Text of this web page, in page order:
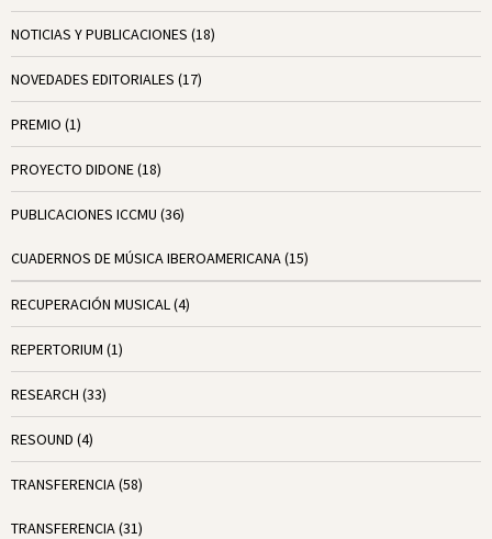
NOTICIAS Y PUBLICACIONES (18)
NOVEDADES EDITORIALES (17)
PREMIO (1)
PROYECTO DIDONE(18)
PUBLICACIONES ICCMU (36)
CUADERNOS DE MÚSICA IBEROAMERICANA(15)
RECUPERACIÓN MUSICAL(4)
REPERTORIUM (1)
RESEARCH (33)
RESOUND (4)
TRANSFERENCIA(58)
TRANSFERENCIA(31)